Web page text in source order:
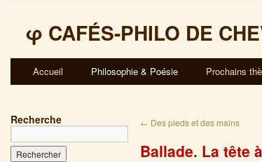
φ CAFÉS-PHILO DE
Accueil Philosophie & Poésie Prochains
Recherche ← Des pieds et des mains
Ballade. La tête